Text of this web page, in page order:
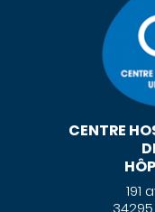
CENTRE
191
34295